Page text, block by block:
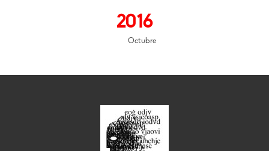
2016
Octubre